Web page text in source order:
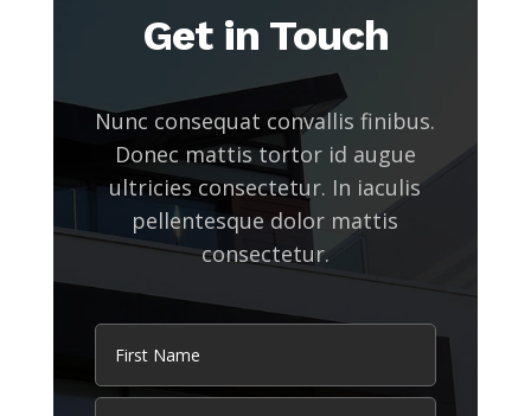
Get in Touch
Nunc consequat convallis finibus.
Donec mattis tortor id augue
ultricies consectetur. In iaculis
pellentesque dolor mattis
consectetur.